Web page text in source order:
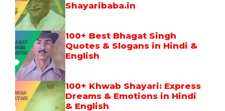
Shayaribaba.in
100+ Best Bhagat Singh
Quotes & Slogans in Hindi &
English
100+ Khwab Shayari: Express
Dreams & Emotions in Hindi
& English